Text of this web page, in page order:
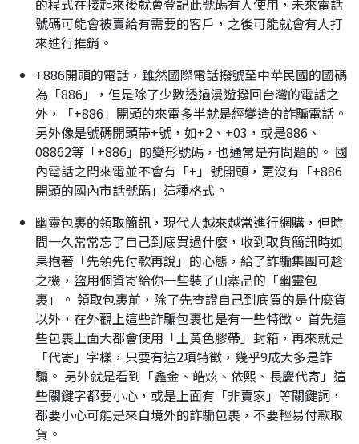
的程式在接起來後就會登記此號碼有人使用，未來電話
號碼可能會被賣給有需要的客戶，之後可能就會有人打
來進行推銷。
+886開頭的電話，雖然國際電話撥號至中華民國的國碼
為「886」，但是除了少數透過漫遊撥回台灣的電話之
外，「+886」開頭的來電多半就是經變造的詐騙電話。
另外像是號碼開頭帶+號，如+2、+03，或是886、
08862等「+886」的變形號碼，也通常是有問題的。 國
內電話之間來電並不會有「+」號開頭，更沒有「+886
開頭的國內市話號碼」這種格式。
幽靈包裹的領取簡訊，現代人越來越常進行網購，但時
間一久常常忘了自己到底買過什麼，收到取貨簡訊時如
果抱著「先領先付款再說」的心態，給了詐騙集團可趁
之機，盜用個資寄給你一些裝了山寨品的「幽靈包
裹」。 領取包裹前，除了先查證自己到底買的是什麼貨
以外，在外觀上這些詐騙包裹也是有一些特徵。 首先這
些包裹上面大都會使用「土黃色膠帶」封箱，再來就是
「代寄」字樣，只要有這2項特徵，幾乎9成大多是詐
騙。 另外就是看到「鑫金、皓炫、依熙、長慶代寄」這
些關鍵字都要小心，或是上面有「非賣家」等關鍵詞，
都要小心可能是來自境外的詐騙包裹，不要輕易付款取
貨。